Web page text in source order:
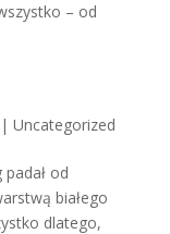
– od
| Uncategorized
od
białego
dlatego,